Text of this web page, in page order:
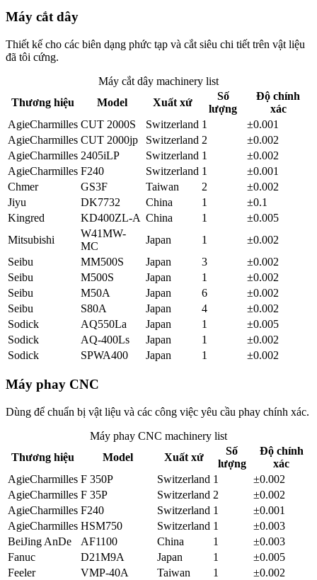
Máy cắt dây
Thiết kế cho các biên dạng phức tạp và cắt siêu chi tiết trên vật liệu
đã tôi cứng.
Máy cắt dây machinery list
Thương hiệu
Model Xuất xứ
Số
lượng
Độ chính
xác
AgieCharmilles CUT 2000S Switzerland 1
±0.001
AgieCharmilles CUT 2000jp Switzerland 2
±0.002
AgieCharmilles 2405iLP Switzerland 1
±0.002
AgieCharmilles F240 Switzerland 1
±0.001
Chmer
GS3F Taiwan 2
±0.002
Jiyu
DK7732 China 1
±0.1
Kingred
KD400ZL-A China 1
±0.005
Mitsubishi
W41MW-
MC
Japan 1
±0.002
Seibu
MM500S Japan 3
±0.002
Seibu
M500S Japan 1
±0.002
Seibu
M50A Japan 6
±0.002
Seibu
S80A Japan 4
±0.002
Sodick
AQ550La Japan 1
±0.005
Sodick
AQ-400Ls Japan 1
±0.002
Sodick
SPWA400 Japan 1 ±0.002
Máy phay CNC
Dùng để chuẩn bị vật liệu và các công việc yêu cầu phay chính xác.
Máy phay CNC machinery list
Thương hiệu
Model Xuất xứ
Số
lượng
Độ chính
xác
AgieCharmilles F 350P Switzerland 1
±0.002
AgieCharmilles F 35P Switzerland 2
±0.002
AgieCharmilles F240 Switzerland 1
±0.001
AgieCharmilles HSM750 Switzerland 1
±0.003
BeiJing AnDe
AF1100 China 1
±0.003
Fanuc
D21M9A Japan 1
±0.005
Feeler
VMP-40A Taiwan 1
±0.002